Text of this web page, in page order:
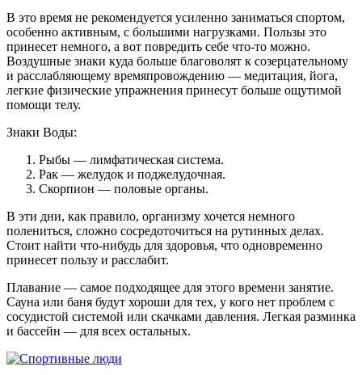
В это время не рекомендуется усиленно заниматься спортом,
особенно активным, с большими нагрузками. Пользы это
принесет немного, а вот повредить себе что-то можно.
Воздушные знаки куда больше благоволят к созерцательному
и расслабляющему времяпровождению — медитация, йога,
легкие физические упражнения принесут больше ощутимой
помощи телу.
Знаки Воды:
Рыбы — лимфатическая система.
Рак — желудок и поджелудочная.
Скорпион — половые органы.
В эти дни, как правило, организму хочется немного
полениться, сложно сосредоточиться на рутинных делах.
Стоит найти что-нибудь для здоровья, что одновременно
принесет пользу и расслабит.
Плавание — самое подходящее для этого времени занятие.
Сауна или баня будут хороши для тех, у кого нет проблем с
сосудистой системой или скачками давления. Легкая разминка
и бассейн — для всех остальных.